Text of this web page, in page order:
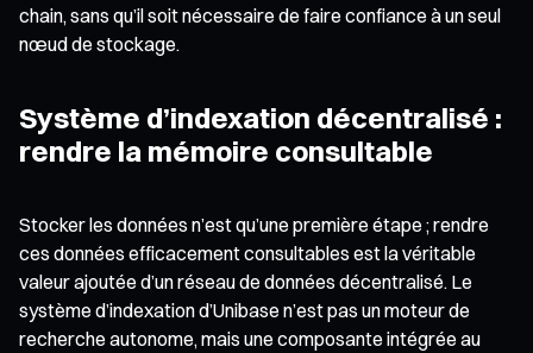
chain, sans qu’il soit nécessaire de faire confiance à un seul
nœud de stockage.
Système d’indexation décentralisé :
rendre la mémoire consultable
Stocker les données n’est qu’une première étape ; rendre
ces données efficacement consultables est la véritable
valeur ajoutée d’un réseau de données décentralisé. Le
système d’indexation d’Unibase n’est pas un moteur de
recherche autonome, mais une composante intégrée au